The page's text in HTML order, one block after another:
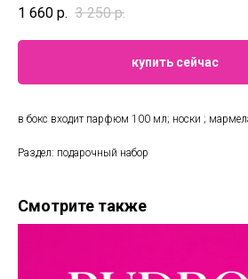
1 660 р. 3 250 р.
купить сейчас
в бокс входит парфюм 100 мл; носки ;
Раздел: подарочный набор
Смотрите также